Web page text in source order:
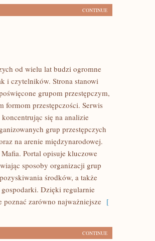
CONTINUE
od wielu lat budzi ogromne
i czytelników. Strona stanowi
grupom przestępczym,
formom przestępczości. Serwis
się na analizie
grup przestępczych
na arenie międzynarodowej.
Portal opisuje kluczowe
sposoby organizacji grup
środków, a także
Dzięki regularnie
poznać zarówno najważniejsze [
CONTINUE